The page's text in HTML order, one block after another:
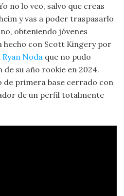
no lo veo, salvo que creas
y vas a poder traspasarlo
obteniendo jóvenes
hecho con Scott Kingery por
Ryan Noda que no pudo
su año rookie en 2024.
de primera base cerrado con
de un perfil totalmente